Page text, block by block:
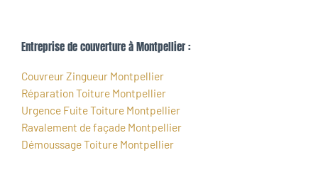
Entreprise de couverture à Montpellier :
Couvreur Zingueur Montpellier
Réparation Toiture Montpellier
Urgence Fuite Toiture Montpellier
Ravalement de façade Montpellier
Démoussage Toiture Montpellier